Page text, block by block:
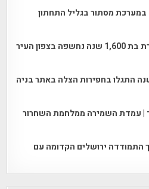
מסתור בגליל התחתון
שרידי אחוזה שומרונית מפוארת בת 1,600 שנה נחשפה בצפון העיר
קדומות בנות 4,000 שנה התגלו בחפירות הצלה באתר בניה
| עמדת השמירה ממלחמת השחרור
התמודדה ירושלים הקדומה עם